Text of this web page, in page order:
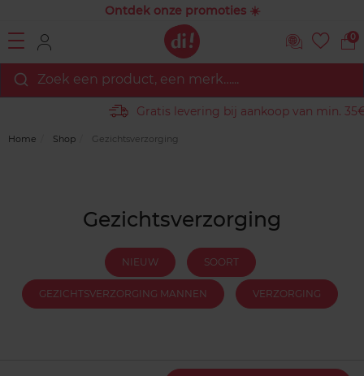
Ontdek onze promoties ☀️
0
Zoek een product, een merk…...
Gratis levering bij aankoop van min. 35€.
Home Shop Gezichtsverzorging
Gezichtsverzorging
NIEUW SOORT
GEZICHTSVERZORGING MANNEN VERZORGING